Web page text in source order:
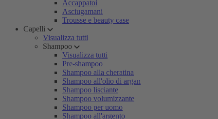
Accappatoi
Asciugamani
Trousse e beauty case
Capelli
Visualizza tutti
Shampoo
Visualizza tutti
Pre-shampoo
Shampoo alla cheratina
Shampoo all'olio di argan
Shampoo lisciante
Shampoo volumizzante
Shampoo per uomo
Shampoo all'argento